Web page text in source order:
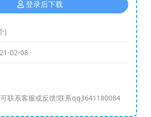
登录后下载
)
02-08
联系客服或反馈!联系qq3641180084